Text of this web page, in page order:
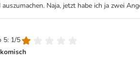
Naja, jetzt habe ich ja zwei
5: 1/5